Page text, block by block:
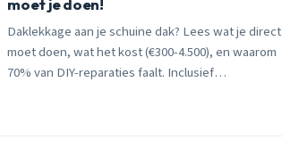
moet je doen!
Daklekkage aan je schuine dak? Lees wat je direct
moet doen, wat het kost (€300-4.500), en waarom
70% van DIY-reparaties faalt. Inclusief